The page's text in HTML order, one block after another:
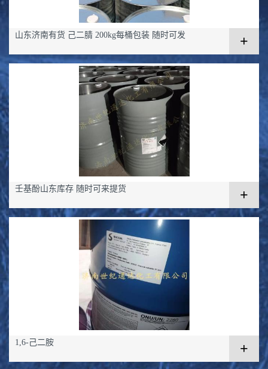
山东济南有货 己二腈 200kg每桶包装 随时可发 +
壬基酚山东库存 随时可来提货 +
1,6-己二胺 +